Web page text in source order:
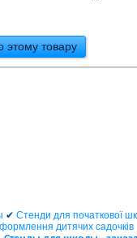
этому товару
✔ Стенди для початкової
дитячих садочків